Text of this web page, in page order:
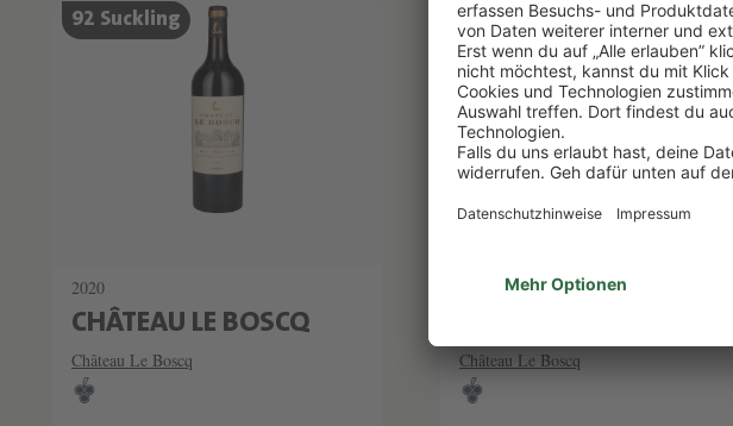
92 Suckling
2020
CHÂTEAU LE BOSCQ
Château Le Boscq
90 Parker
Château Le Boscq